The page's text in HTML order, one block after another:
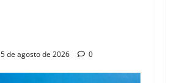
5 de agosto de 2026 0